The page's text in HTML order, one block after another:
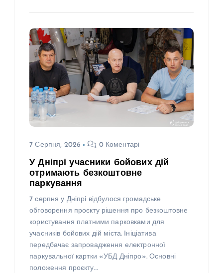
7 Серпня, 2026 0 Коментарі
У Дніпрі учасники бойових дій
отримають безкоштовне
паркування
7 серпня у Дніпрі відбулося громадське
обговорення проєкту рішення про безкоштовне
користування платними парковками для
учасників бойових дій міста. Ініціатива
передбачає запровадження електронної
паркувальної картки «УБД Дніпро». Основні
положення проєкту…